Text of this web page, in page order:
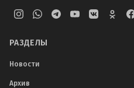
РАЗДЕЛЫ
Новости
Архив